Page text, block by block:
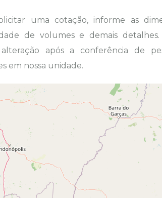
uma cotação, informe as
de volumes e demais
após a conferência de
em nossa unidade.